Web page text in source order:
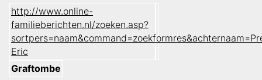
http://www.online-
familieberichten.nl/zoeken.asp?
Eric
Graftombe